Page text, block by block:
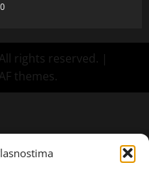
0
rights reserved. |
themes.